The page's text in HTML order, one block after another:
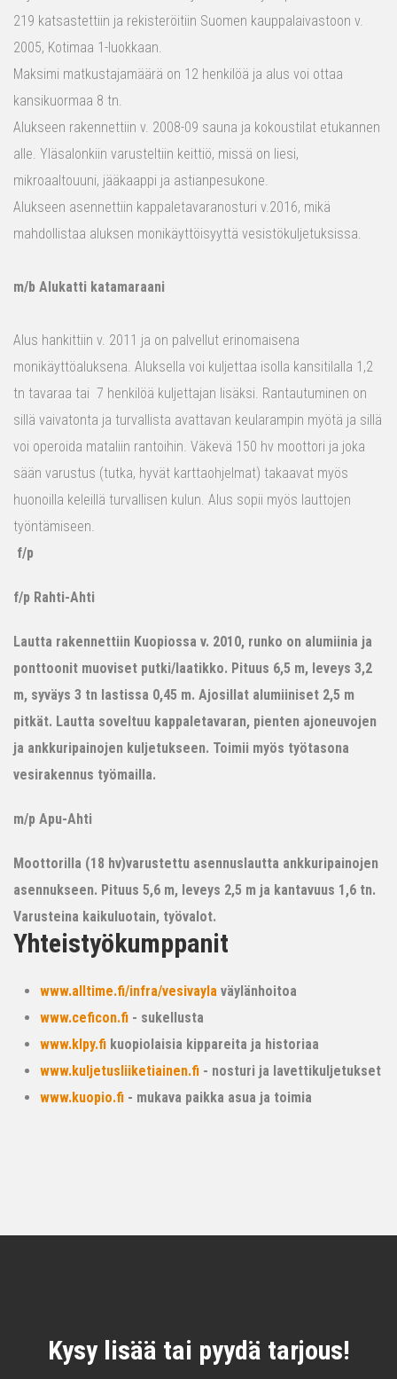
219 katsastettiin ja rekisteröitiin Suomen kauppalaivastoon v.
2005, Kotimaa 1-luokkaan.
Maksimi matkustajamäärä on 12 henkilöä ja alus voi ottaa
kansikuormaa 8 tn.
Alukseen rakennettiin v. 2008-09 sauna ja kokoustilat etukannen
alle. Yläsalonkiin varusteltiin keittiö, missä on liesi,
mikroaaltouuni, jääkaappi ja astianpesukone.
Alukseen asennettiin kappaletavaranosturi v.2016, mikä
mahdollistaa aluksen monikäyttöisyyttä vesistökuljetuksissa.
m/b Alukatti katamaraani
Alus hankittiin v. 2011 ja on palvellut erinomaisena
monikäyttöaluksena. Aluksella voi kuljettaa isolla kansitilalla 1,2
tn tavaraa tai 7 henkilöä kuljettajan lisäksi. Rantautuminen on
sillä vaivatonta ja turvallista avattavan keularampin myötä ja sillä
voi operoida mataliin rantoihin. Väkevä 150 hv moottori ja joka
sään varustus (tutka, hyvät karttaohjelmat) takaavat myös
huonoilla keleillä turvallisen kulun. Alus sopii myös lauttojen
työntämiseen.
f/p
f/p Rahti-Ahti
Lautta rakennettiin Kuopiossa v. 2010, runko on alumiinia ja
ponttoonit muoviset putki/laatikko. Pituus 6,5 m, leveys 3,2
m, syväys 3 tn lastissa 0,45 m. Ajosillat alumiiniset 2,5 m
pitkät. Lautta soveltuu kappaletavaran, pienten ajoneuvojen
ja ankkuripainojen kuljetukseen. Toimii myös työtasona
vesirakennus työmailla.
m/p Apu-Ahti
Moottorilla (18 hv)varustettu asennuslautta ankkuripainojen
asennukseen. Pituus 5,6 m, leveys 2,5 m ja kantavuus 1,6 tn.
Varusteina kaikuluotain, työvalot.
Yhteistyökumppanit
www.alltime.fi/infra/vesivayla väylänhoitoa
www.ceficon.fi - sukellusta
www.klpy.fi kuopiolaisia kippareita ja historiaa
www.kuljetusliiketiainen.fi - nosturi ja lavettikuljetukset
www.kuopio.fi - mukava paikka asua ja toimia
Kysy lisää tai pyydä tarjous!